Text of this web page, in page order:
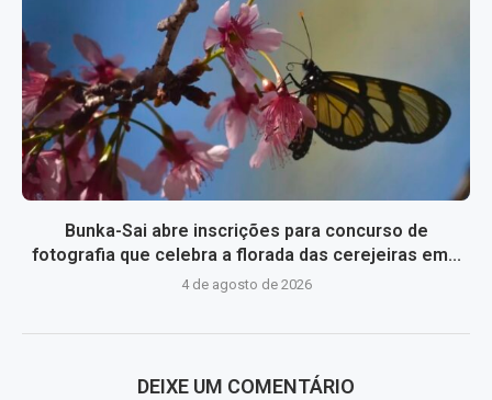
Bunka-Sai abre inscrições para concurso de
fotografia que celebra a florada das cerejeiras em...
4 de agosto de 2026
DEIXE UM COMENTÁRIO